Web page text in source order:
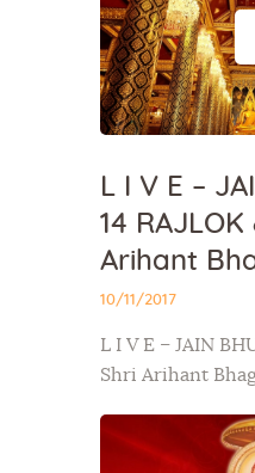
L I V E –
14 RAJLOK
Arihant
10/11/2017
L I V E – JAIN
Shri Arihant